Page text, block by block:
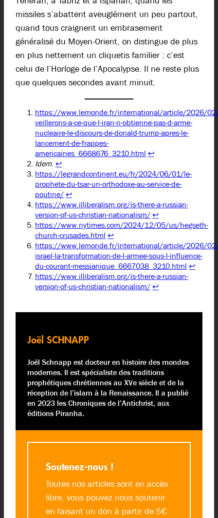
missiles s’abattent aveuglément un peu partout,
quand tous craignent un embrasement
généralisé du Moyen-Orient, on distingue de plus
en plus nettement un cliquetis familier : c’est
celui de l’Horloge de l’Apocalypse. Il ne reste plus
que quelques secondes avant minuit.
https://www.lemonde.fr/international/article/2026/
veillerons-a-ce-que-l-iran-n-obtienne-pas-d-arme-
nucleaire-le-discours-de-donald-trump-apres-le-
lancement-de-frappes-
americaines_6668676_3210.html ↩︎
Idem. ↩︎
https://legrandcontinent.eu/fr/2024/06/01/le-
prophete-du-tsar-un-orthodoxe-au-service-de-
poutine/↩︎
https://www.illiberalism.org/is-there-a-russian-
version-of-us-christian-nationalism/↩︎
https://www.nytimes.com/2024/12/05/us/hegseth-
church-crusades.html ↩︎
https://www.lemonde.fr/international/article/2026/
israel-la-transformation-de-l-armee-sous-l-influence-
du-courant-messianique_6667038_3210.html ↩︎
https://www.illiberalism.org/is-there-a-russian-
version-of-us-christian-nationalism/↩︎
Joël SCHNAPP
Joël Schnapp est docteur en histoire des mondes
modernes. Il est spécialiste des traditions
prophétiques chrétiennes au XVe siècle et de la
réception de l’islam à la Renaissance. Il a publié
en 2023 les Chroniques de l’Antichrist, aux
éditions Piranha.
Soutenez-nous !
Toutes nos articles sont en accès
libre, vous pouvez nous soutenir
en faisant un don à partir de 5€.